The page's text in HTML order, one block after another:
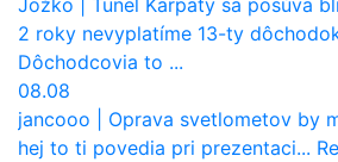
Jožko
Tunel Karpaty sa posúva bližšie k
2 roky nevyplatíme 13-ty
Dôchodcovia to ...
08.08
jancooo
Oprava svetlometov by mala byť normou. Jeden
hej to ti povedia pri prezentaci...